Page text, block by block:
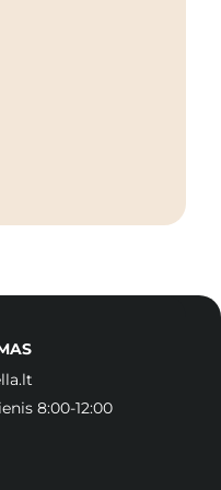
8:00-12:00